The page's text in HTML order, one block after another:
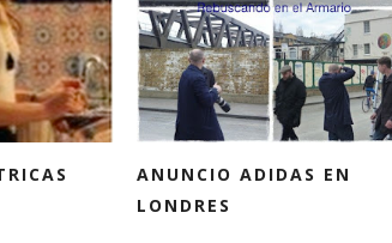
ANUNCIO ADIDAS EN
LONDRES